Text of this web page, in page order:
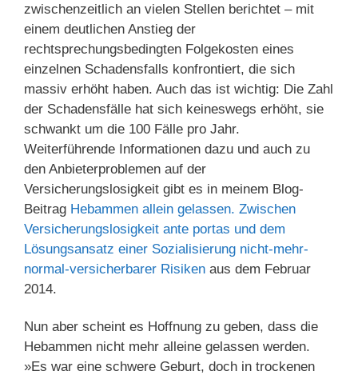
zwischenzeitlich an vielen Stellen berichtet – mit
einem deutlichen Anstieg der
rechtsprechungsbedingten Folgekosten eines
einzelnen Schadensfalls konfrontiert, die sich
massiv erhöht haben. Auch das ist wichtig: Die Zahl
der Schadensfälle hat sich keineswegs erhöht, sie
schwankt um die 100 Fälle pro Jahr.
Weiterführende Informationen dazu und auch zu
den Anbieterproblemen auf der
Versicherungslosigkeit gibt es in meinem Blog-
Beitrag Hebammen allein gelassen. Zwischen
Versicherungslosigkeit ante portas und dem
Lösungsansatz einer Sozialisierung nicht-mehr-
normal-versicherbarer Risiken aus dem Februar
2014.
Nun aber scheint es Hoffnung zu geben, dass die
Hebammen nicht mehr alleine gelassen werden.
»Es war eine schwere Geburt, doch in trockenen